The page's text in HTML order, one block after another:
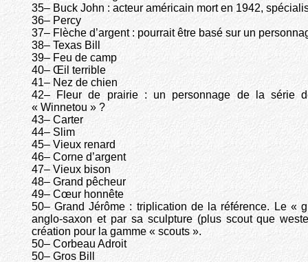
35– Buck John : acteur américain mort en 1942,
36– Percy
37– Flèche d’argent : pourrait être basé sur un
38– Texas Bill
39– Feu de camp
40– Œil terrible
41– Nez de chien
42– Fleur de prairie : un personnage de la série
« Winnetou » ?
43– Carter
44– Slim
45– Vieux renard
46– Corne d’argent
47– Vieux bison
48– Grand pêcheur
49– Cœur honnête
50– Grand Jérôme : triplication de la référence. Le «
anglo-saxon et par sa sculpture (plus scout que
création pour la gamme « scouts ».
50– Corbeau Adroit
50– Gros Bill